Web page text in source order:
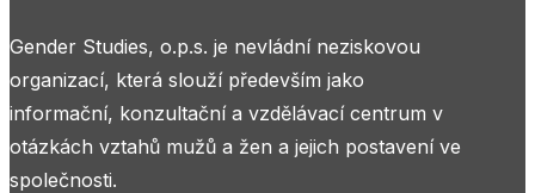
Gender Studies, o.p.s. je nevládní neziskovou
organizací, která slouží především jako
informační, konzultační a vzdělávací centrum v
otázkách vztahů mužů a žen a jejich postavení ve
společnosti.